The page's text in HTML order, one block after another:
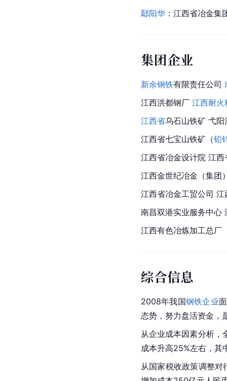
鄢阳华 ：江西省冶金
集团企业
新余钢铁有限责任公司
江西洪都钢厂 江西耐火
江西省乌石山铁矿 弋阳
江西省七宝山铁矿（铅
江西省冶金设计院 江
江西金世纪冶金（集团
江西省冶金工贸公司
南昌双港实业服务中心
江西有色冶炼加工总厂
综合信息
2008年我国钢铁企业
态势，努力盘活资金，
从企业成本因素分析，
成本升高25%左右，其
从国家税收政策调整